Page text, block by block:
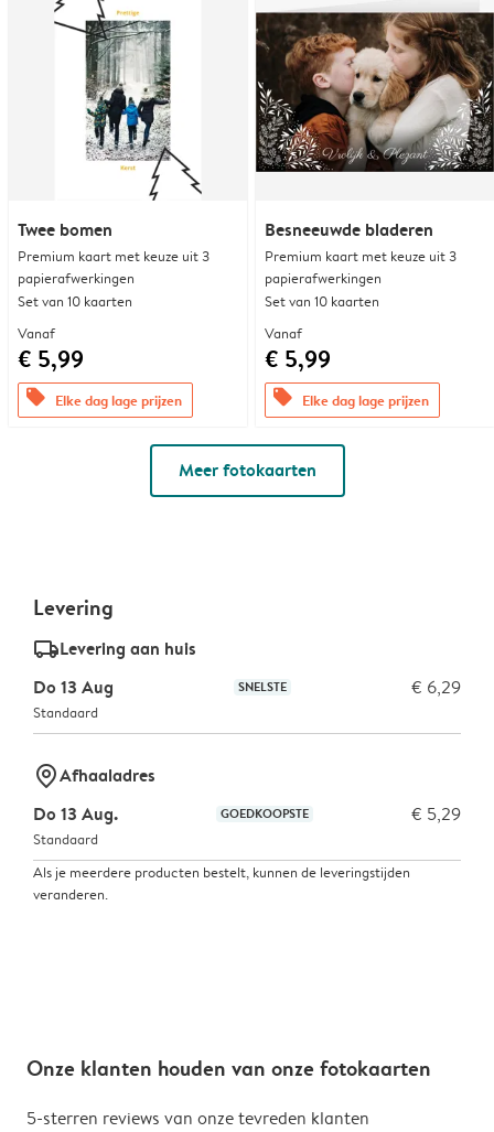
Twee bomen
Premium kaart met keuze uit 3
papierafwerkingen
Set van 10 kaarten
Vanaf
€ 5,99
offers Elke dag lage prijzen
Besneeuwde bladeren
Premium kaart met keuze uit 3
papierafwerkingen
Set van 10 kaarten
Vanaf
€ 5,99
offers Elke dag lage prijzen
Meer fotokaarten
Levering
delivery_standard_v2Levering aan huis
Do 13 Aug
SNELSTE € 6,29
Standaard
marker-pinAfhaaladres
Do 13 Aug.
GOEDKOOPSTE € 5,29
Standaard
Als je meerdere producten bestelt, kunnen de leveringstijden
veranderen.
Onze klanten houden van onze fotokaarten
5-sterren reviews van onze tevreden klanten